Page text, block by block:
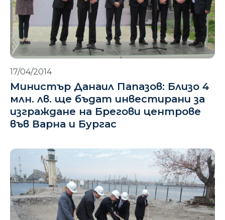
17/04/2014
Министър Данаил Папазов: Близо 4
млн. лв. ще бъдат инвестирани за
изграждане на Брегови центрове
във Варна и Бургас